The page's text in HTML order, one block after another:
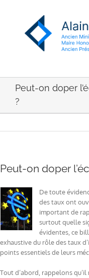
Peut-on doper
?
Peut-on doper
De toute
des taux ont
important de
surtout quelle
évidentes, ce
exhaustive du rôle des taux
points essentiels de leurs
Tout d’abord, rappelons qu’il